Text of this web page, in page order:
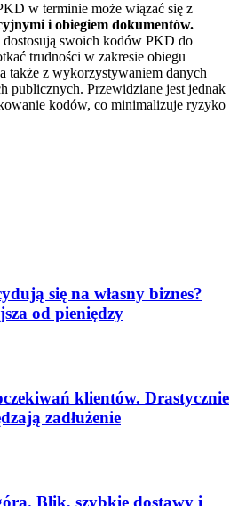
w terminie może wiązać się z
i obiegiem dokumentów.
swoich kodów PKD do
trudności w zakresie obiegu
także z wykorzystywaniem danych
publicznych. Przewidziane jest jednak
kodów, co minimalizuje ryzyko
się na własny biznes?
od pieniędzy
klientów. Drastycznie
zadłużenie